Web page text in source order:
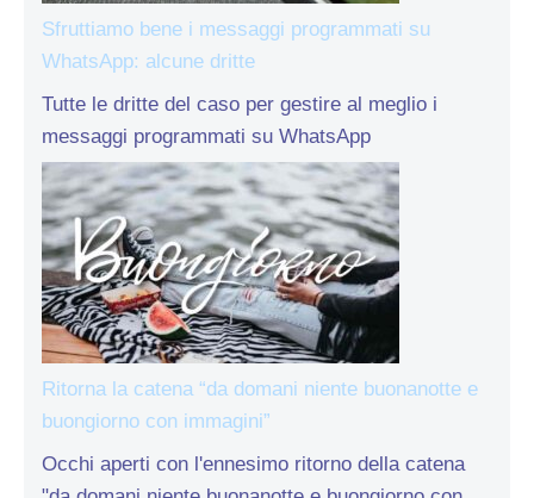
Sfruttiamo bene i messaggi programmati su
WhatsApp: alcune dritte
Tutte le dritte del caso per gestire al meglio i
messaggi programmati su WhatsApp
Ritorna la catena “da domani niente buonanotte e
buongiorno con immagini”
Occhi aperti con l'ennesimo ritorno della catena